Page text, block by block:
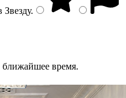
Звезду.
время.